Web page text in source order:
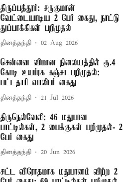
திருப்பத்தூர்: சருகுமான்
வேட்டையாடிய 2 பேர் கைது, நாட்டு
துப்பாக்கிகள் பறிமுதல்
தினத்தந்தி 02 Aug 2026
சென்னை விமான நிலையத்தில் ரூ.4
கோடி உயர்ரக கஞ்சா பறிமுதல்:
பட்டதாரி வாலிபர் கைது
தினத்தந்தி 21 Jul 2026
திருநெல்வேலி: 46 மதுபான
பாட்டில்கள், 2 பைக்குகள் பறிமுதல்- 2
பேர் கைது
தினத்தந்தி 20 Jun 2026
சட்ட விரோதமாக மதுபானம் விற்ற 2